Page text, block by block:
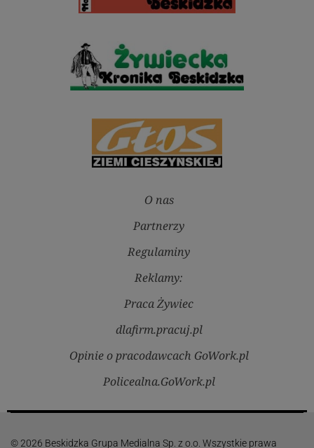
O nas
Partnerzy
Regulaminy
Reklamy:
Praca Żywiec
dlafirm.pracuj.pl
Opinie o pracodawcach GoWork.pl
Policealna.GoWork.pl
© 2026 Beskidzka Grupa Medialna Sp. z o.o. Wszystkie prawa